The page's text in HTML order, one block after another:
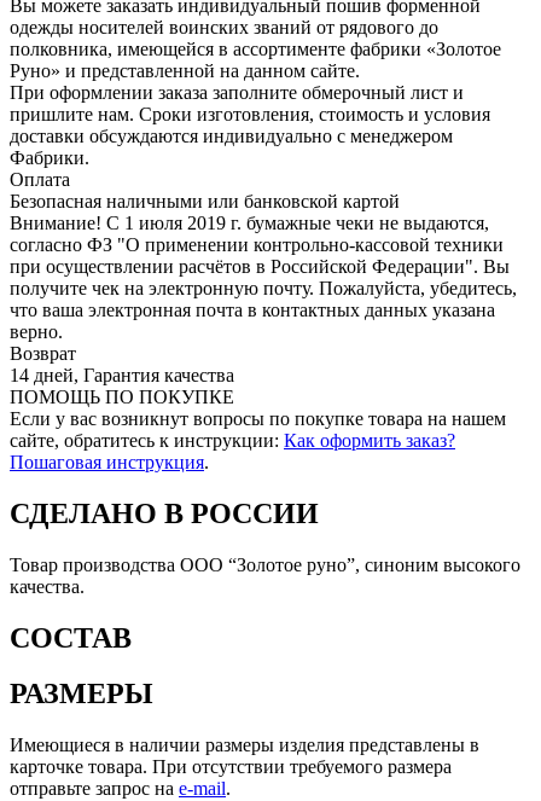
Вы можете заказать индивидуальный пошив форменной
одежды носителей воинских званий от рядового до
полковника, имеющейся в ассортименте фабрики «Золотое
Руно» и представленной на данном сайте.
При оформлении заказа заполните обмерочный лист и
пришлите нам. Сроки изготовления, стоимость и условия
доставки обсуждаются индивидуально с менеджером
Фабрики.
Оплата
Безопасная наличными или банковской картой
Внимание! С 1 июля 2019 г. бумажные чеки не выдаются,
согласно ФЗ "О применении контрольно-кассовой техники
при осуществлении расчётов в Российской Федерации". Вы
получите чек на электронную почту. Пожалуйста, убедитесь,
что ваша электронная почта в контактных данных указана
верно.
Возврат
14 дней, Гарантия качества
ПОМОЩЬ ПО ПОКУПКЕ
Если у вас возникнут вопросы по покупке товара на нашем
сайте, обратитесь к инструкции: Как оформить заказ?
Пошаговая инструкция.
СДЕЛАНО В РОССИИ
Товар производства ООО “Золотое руно”, синоним высокого
качества.
СОСТАВ
РАЗМЕРЫ
Имеющиеся в наличии размеры изделия представлены в
карточке товара. При отсутствии требуемого размера
отправьте запрос на e-mail.